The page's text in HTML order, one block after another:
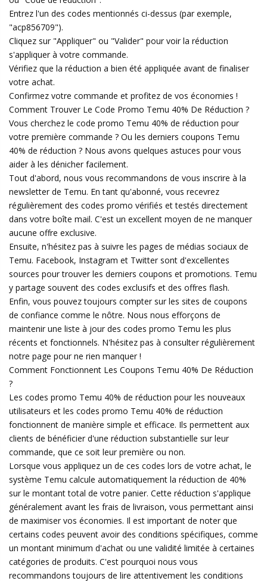
Entrez l'un des codes mentionnés ci-dessus (par exemple,
"acp856709").
Cliquez sur "Appliquer" ou "Valider" pour voir la réduction
s'appliquer à votre commande.
Vérifiez que la réduction a bien été appliquée avant de finaliser
votre achat.
Confirmez votre commande et profitez de vos économies !
Comment Trouver Le Code Promo Temu 40% De Réduction ?
Vous cherchez le code promo Temu 40% de réduction pour
votre première commande ? Ou les derniers coupons Temu
40% de réduction ? Nous avons quelques astuces pour vous
aider à les dénicher facilement.
Tout d'abord, nous vous recommandons de vous inscrire à la
newsletter de Temu. En tant qu'abonné, vous recevrez
régulièrement des codes promo vérifiés et testés directement
dans votre boîte mail. C'est un excellent moyen de ne manquer
aucune offre exclusive.
Ensuite, n'hésitez pas à suivre les pages de médias sociaux de
Temu. Facebook, Instagram et Twitter sont d'excellentes
sources pour trouver les derniers coupons et promotions. Temu
y partage souvent des codes exclusifs et des offres flash.
Enfin, vous pouvez toujours compter sur les sites de coupons
de confiance comme le nôtre. Nous nous efforçons de
maintenir une liste à jour des codes promo Temu les plus
récents et fonctionnels. N'hésitez pas à consulter régulièrement
notre page pour ne rien manquer !
Comment Fonctionnent Les Coupons Temu 40% De Réduction
?
Les codes promo Temu 40% de réduction pour les nouveaux
utilisateurs et les codes promo Temu 40% de réduction
fonctionnent de manière simple et efficace. Ils permettent aux
clients de bénéficier d'une réduction substantielle sur leur
commande, que ce soit leur première ou non.
Lorsque vous appliquez un de ces codes lors de votre achat, le
système Temu calcule automatiquement la réduction de 40%
sur le montant total de votre panier. Cette réduction s'applique
généralement avant les frais de livraison, vous permettant ainsi
de maximiser vos économies. Il est important de noter que
certains codes peuvent avoir des conditions spécifiques, comme
un montant minimum d'achat ou une validité limitée à certaines
catégories de produits. C'est pourquoi nous vous
recommandons toujours de lire attentivement les conditions